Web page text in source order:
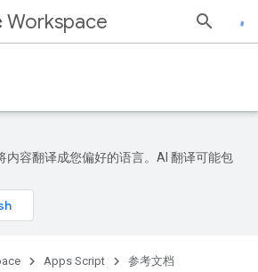
Workspace
内容翻译成您偏好的语言。AI 翻译可能包
Apps Script 参考文档